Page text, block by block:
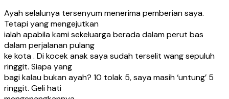
Ayah selalunya tersenyum menerima pemberian saya.
Tetapi yang mengejutkan
ialah apabila kami sekeluarga berada dalam perut bas
dalam perjalanan pulang
ke kota . Di kocek anak saya sudah terselit wang sepuluh
ringgit. Siapa yang
bagi kalau bukan ayah? 10 tolak 5, saya masih ‘untung’ 5
ringgit. Geli hati